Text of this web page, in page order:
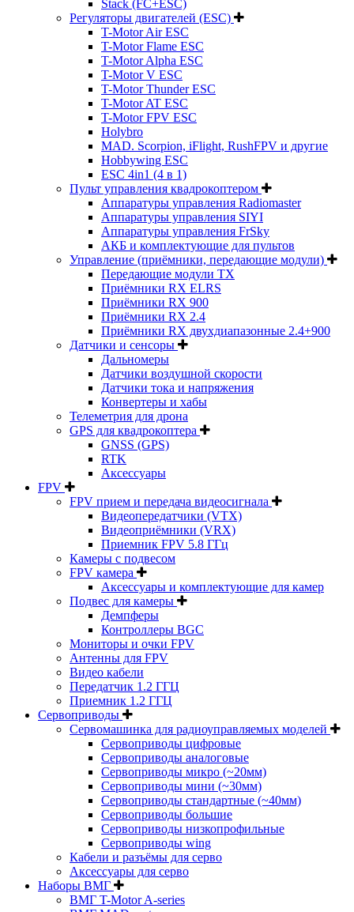
Stack (FC+ESC)
Регуляторы двигателей (ESC)
T-Motor Air ESC
T-Motor Flame ESC
T-Motor Alpha ESC
T-Motor V ESC
T-Motor Thunder ESC
T-Motor AT ESC
T-Motor FPV ESC
Holybro
MAD. Scorpion, iFlight, RushFPV и другие
Hobbywing ESC
ESC 4in1 (4 в 1)
Пульт управления квадрокоптером
Аппаратуры управления Radiomaster
Аппаратуры управления SIYI
Аппаратуры управления FrSky
АКБ и комплектующие для пультов
Управление (приёмники, передающие модули)
Передающие модули TX
Приёмники RX ELRS
Приёмники RX 900
Приёмники RX 2.4
Приёмники RX двухдиапазонные 2.4+900
Датчики и сенсоры
Дальномеры
Датчики воздушной скорости
Датчики тока и напряжения
Конвертеры и хабы
Телеметрия для дрона
GPS для квадрокоптера
GNSS (GPS)
RTK
Аксессуары
FPV
FPV прием и передача видеосигнала
Видеопередатчики (VTX)
Видеоприёмники (VRX)
Приемник FPV 5.8 ГГц
Камеры с подвесом
FPV камера
Аксессуары и комплектующие для камер
Подвес для камеры
Демпферы
Контроллеры BGC
Мониторы и очки FPV
Антенны для FPV
Видео кабели
Передатчик 1.2 ГГЦ
Приемник 1.2 ГГЦ
Сервоприводы
Сервомашинка для радиоуправляемых моделей
Сервоприводы цифровые
Сервоприводы аналоговые
Сервоприводы микро (~20мм)
Сервоприводы мини (~30мм)
Сервоприводы стандартные (~40мм)
Сервоприводы большие
Сервоприводы низкопрофильные
Сервоприводы wing
Кабели и разъёмы для серво
Аксессуары для серво
Наборы ВМГ
ВМГ T-Motor A-series